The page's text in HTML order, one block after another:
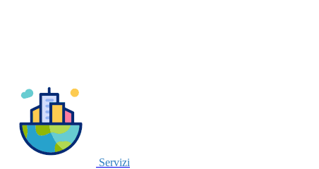
Servizi